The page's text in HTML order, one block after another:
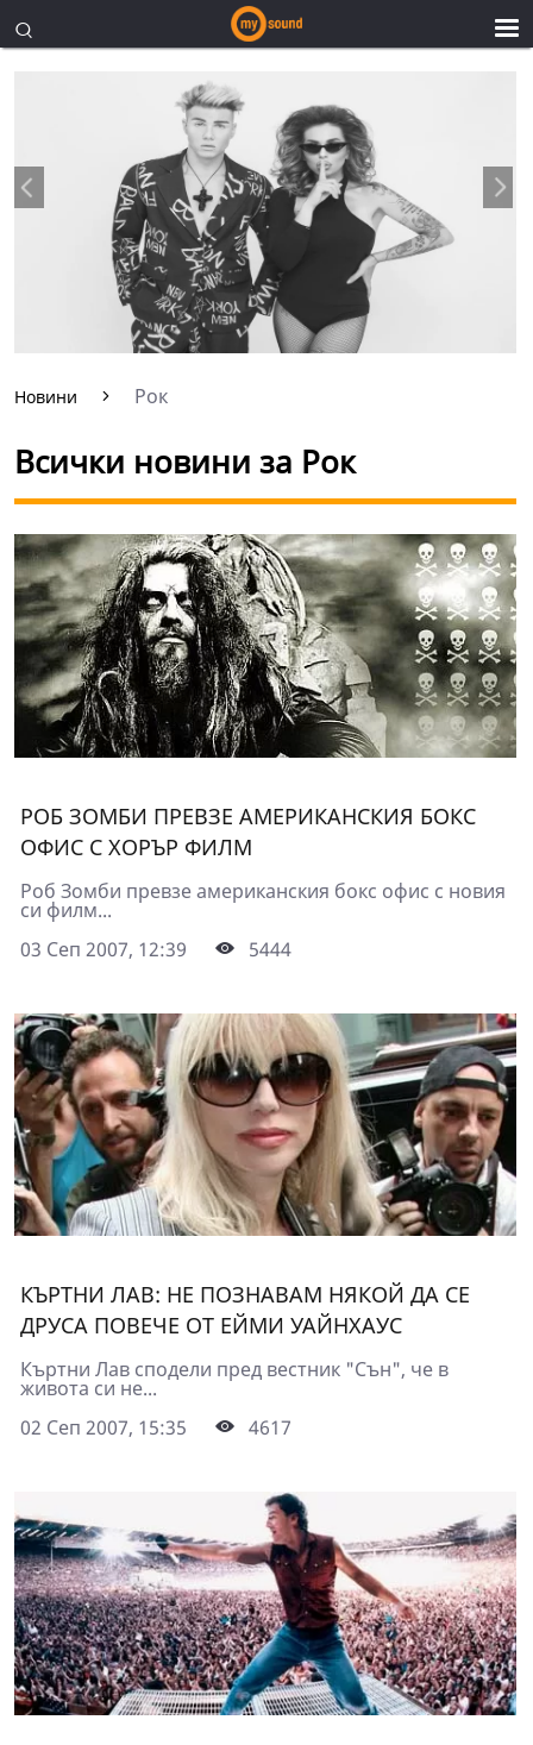
Новини Рок
Всички новини за Рок
РОБ ЗОМБИ ПРЕВЗЕ АМЕРИКАНСКИЯ БОКС
ОФИС С ХОРЪР ФИЛМ
Роб Зомби превзе американския бокс офис с новия
си филм...
03 Сеп 2007, 12:39
5444
КЪРТНИ ЛАВ: НЕ ПОЗНАВАМ НЯКОЙ ДА СЕ
ДРУСА ПОВЕЧЕ ОТ ЕЙМИ УАЙНХАУС
Къртни Лав сподели пред вестник "Сън", че в
живота си не...
02 Сеп 2007, 15:35
4617